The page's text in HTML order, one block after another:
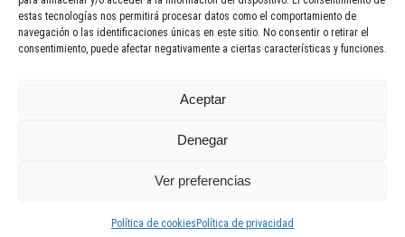
estas tecnologías nos permitirá procesar datos como el comportamiento de
navegación o las identificaciones únicas en este sitio. No consentir o retirar el
consentimiento, puede afectar negativamente a ciertas características y funciones.
Aceptar
Denegar
Ver preferencias
Política de cookiesPolítica de privacidad
legales.
Problemas comunes a tener en cuenta
Al adquirir un coche usado, es normal preocuparse por posibles
surgir con coches usados incluyen el desgaste de la transmisión,
recomendable solicitar un informe técnico y una prueba de